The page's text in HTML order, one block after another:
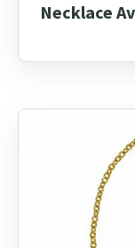
Necklace